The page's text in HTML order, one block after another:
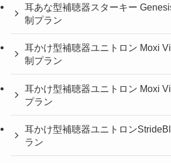
耳あな型補聴器スターキー
制プラン
耳かけ型補聴器ユニトロン Moxi
制プラン
耳かけ型補聴器ユニトロン Moxi
プラン
耳かけ型補聴器ユニトロン
ラン